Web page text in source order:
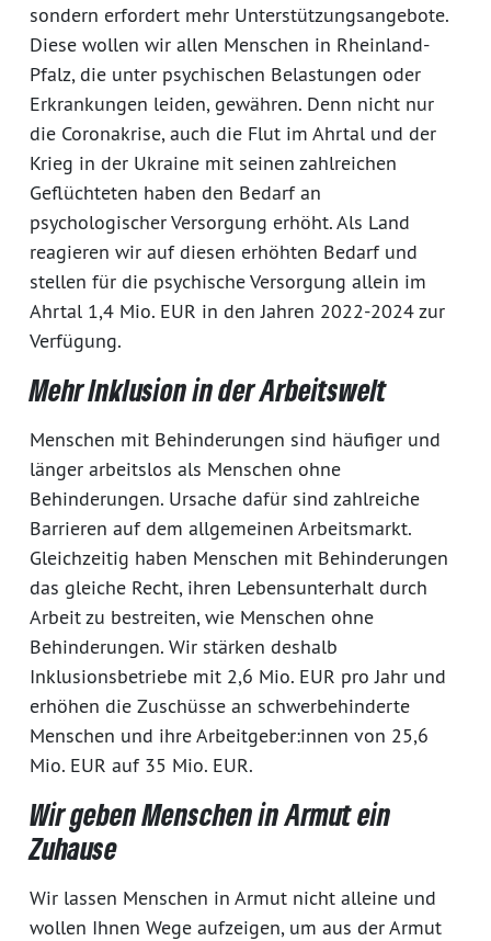
sondern erfordert mehr Unterstützungsangebote.
Diese wollen wir allen Menschen in Rheinland-
Pfalz, die unter psychischen Belastungen oder
Erkrankungen leiden, gewähren. Denn nicht nur
die Coronakrise, auch die Flut im Ahrtal und der
Krieg in der Ukraine mit seinen zahlreichen
Geflüchteten haben den Bedarf an
psychologischer Versorgung erhöht. Als Land
reagieren wir auf diesen erhöhten Bedarf und
stellen für die psychische Versorgung allein im
Ahrtal 1,4 Mio. EUR in den Jahren 2022-2024 zur
Verfügung.
Mehr Inklusion in der Arbeitswelt
Menschen mit Behinderungen sind häufiger und
länger arbeitslos als Menschen ohne
Behinderungen. Ursache dafür sind zahlreiche
Barrieren auf dem allgemeinen Arbeitsmarkt.
Gleichzeitig haben Menschen mit Behinderungen
das gleiche Recht, ihren Lebensunterhalt durch
Arbeit zu bestreiten, wie Menschen ohne
Behinderungen. Wir stärken deshalb
Inklusionsbetriebe mit 2,6 Mio. EUR pro Jahr und
erhöhen die Zuschüsse an schwerbehinderte
Menschen und ihre Arbeitgeber:innen von 25,6
Mio. EUR auf 35 Mio. EUR.
Wir geben Menschen in Armut ein
Zuhause
Wir lassen Menschen in Armut nicht alleine und
wollen Ihnen Wege aufzeigen, um aus der Armut